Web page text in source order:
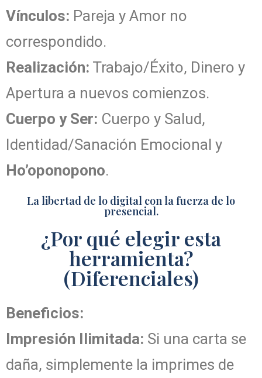
Vínculos: Pareja y Amor no
correspondido.
Realización: Trabajo/Éxito, Dinero y
Apertura a nuevos comienzos.
Cuerpo y Ser: Cuerpo y Salud,
Identidad/Sanación Emocional y
Ho’oponopono.
La libertad de lo digital con la fuerza de lo
presencial.
¿Por qué elegir esta
herramienta?
(Diferenciales)
Beneficios:
Impresión Ilimitada: Si una carta se
daña, simplemente la imprimes de